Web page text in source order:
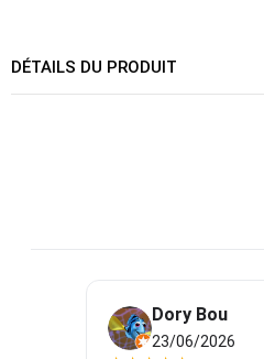
DÉTAILS DU PRODUIT
Dory Bou
23/06/2026